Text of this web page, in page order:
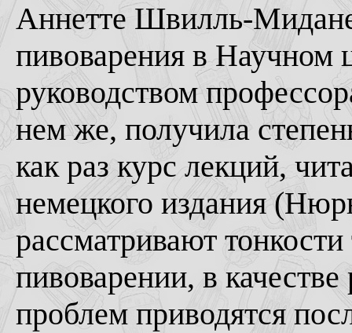
Аннетте Швилль-
пивоварения в Научном
руководством
нем же, получила
как раз курс лекций,
немецкого издания
рассматривают
пивоварении, в
проблем приводятся